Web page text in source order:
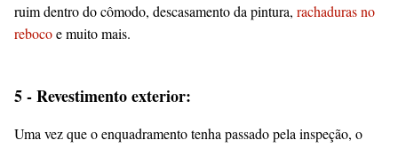
ruim dentro do cômodo, descasamento da pintura, rachaduras no
rebocoe muito mais.
5 - Revestimento exterior:
Uma vez que o enquadramento tenha passado pela inspeção, o